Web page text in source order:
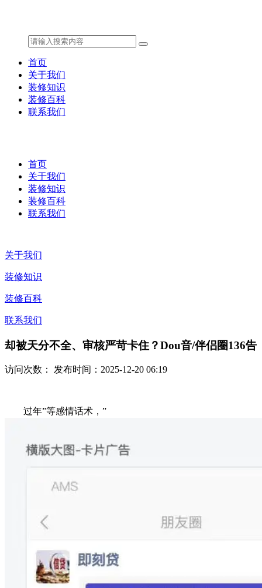
首页
关于我们
装修知识
装修百科
联系我们
首页
关于我们
装修知识
装修百科
联系我们
关于我们
装修知识
装修百科
联系我们
却被天分不全、审核严苛卡住？Dou音/伴侣圈136告
访问次数： 发布时间：2025-12-20 06:19
过年”等感情话术，”